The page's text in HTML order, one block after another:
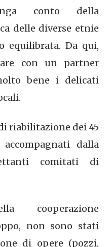
conto della
delle diverse etnie
equilibrata. Da qui,
con un partner
bene i delicati
riabilitazione dei 45
dalla
comitati di
cooperazione
non sono stati
di opere (pozzi,